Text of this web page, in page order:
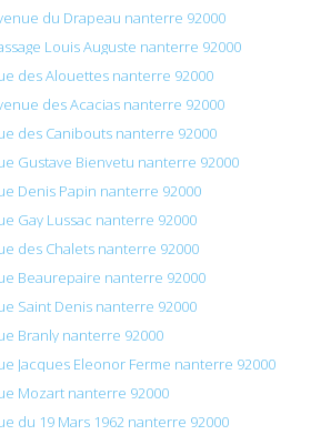
du Drapeau nanterre 92000
Louis Auguste nanterre 92000
des Alouettes nanterre 92000
des Acacias nanterre 92000
des Canibouts nanterre 92000
Gustave Bienvetu nanterre 92000
Denis Papin nanterre 92000
Gay Lussac nanterre 92000
des Chalets nanterre 92000
Beaurepaire nanterre 92000
Saint Denis nanterre 92000
Branly nanterre 92000
Jacques Eleonor Ferme nanterre 92000
Mozart nanterre 92000
du 19 Mars 1962 nanterre 92000